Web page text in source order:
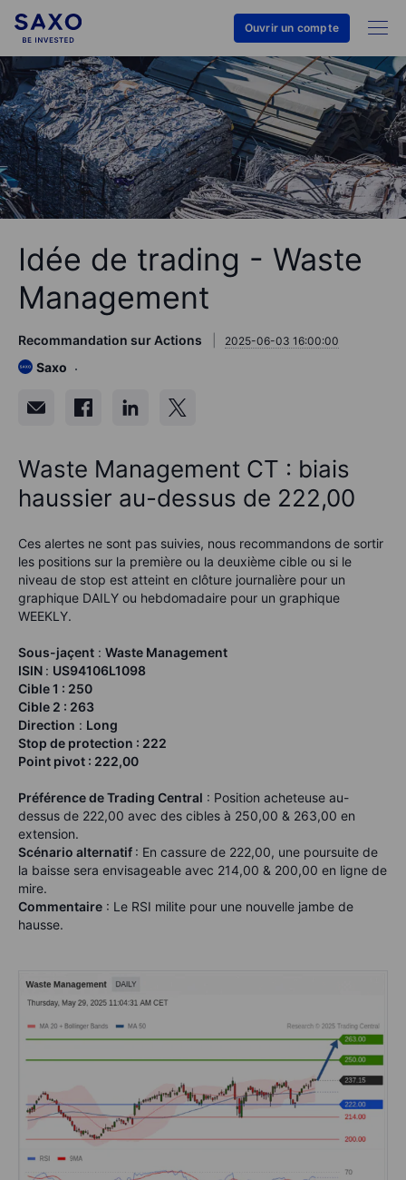
Ouvrir un compte
Idée de trading - Waste
Management
Recommandation sur Actions 2025-06-03 16:00:00
Saxo
Waste Management CT : biais
haussier au-dessus de 222,00
Ces alertes ne sont pas suivies, nous recommandons de sortir
les positions sur la première ou la deuxième cible ou si le
niveau de stop est atteint en clôture journalière pour un
graphique DAILY ou hebdomadaire pour un graphique
WEEKLY.
Sous-jaçent : Waste Management
ISIN : US94106L1098
Cible 1 : 250
Cible 2 : 263
Direction : Long
Stop de protection : 222
Point pivot : 222,00
Préférence de Trading Central : Position acheteuse au-
dessus de 222,00 avec des cibles à 250,00 & 263,00 en
extension.
Scénario alternatif : En cassure de 222,00, une poursuite de
la baisse sera envisageable avec 214,00 & 200,00 en ligne de
mire.
Commentaire : Le RSI milite pour une nouvelle jambe de
hausse.